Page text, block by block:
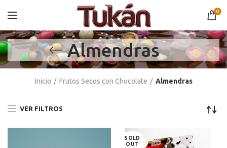
0
Almendras
Inicio Frutos Secos con Chocolate Almendras
VER FILTROS
SOLD
OUT